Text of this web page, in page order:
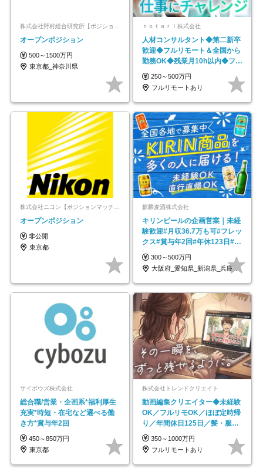
オープンポジション
500～1500万円
東京都_神奈川県
ｎｏｔａｒｉ株式会社
人材コンサルタント◆第二新卒
歓迎◆フルリモート＆全国から
勤務OK◆残業月10h以内◆フレ
ックス制
250～500万円
フルリモートあり
株式会社ニコン【ポジションマッチ登録】
オープンポジション
非公開
東京都
麒麟麦酒株式会社
キリンビールの企画営業｜未経
験歓迎#月収36.7万も可#フレッ
クス#賞与年2回#年休123日#完
全週休2日制
300～500万円
大阪府_愛知県_新潟県_兵庫県_福岡県
サイボウズ株式会社
総合職/営業・企画系*福利厚生
充実*時短・在宅など選べる働
き方*賞与年2回
450～850万円
東京都
株式会社トレンドクリエイト
動画編集クリエイター◆未経験
OK／フルリモOK／ほぼ定時帰
り／年間休日125日／髪・服・
ネイル自由／副業OK
350～1000万円
フルリモートあり